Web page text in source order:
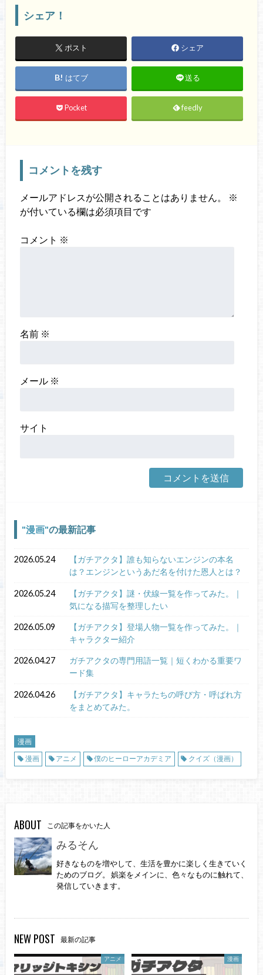
シェア！
ポスト シェア
はてブ 送る
Pocket feedly
コメントを残す
メールアドレスが公開されることはありません。
※
が付いている欄は必須項目です
コメント ※
名前 ※
メール ※
サイト
漫画 の最新記事
2026.05.24
【ガチアクタ】誰も知らないエンジンの本名
は？エンジンというあだ名を付けた恩人とは？
2026.05.24
【ガチアクタ】謎・伏線一覧を作ってみた。｜
気になる描写を整理したい
2026.05.09
【ガチアクタ】登場人物一覧を作ってみた。｜
キャラクター紹介
2026.04.27
ガチアクタの専門用語一覧｜短くわかる重要ワ
ード集
2026.04.26
【ガチアクタ】キャラたちの呼び方・呼ばれ方
をまとめてみた。
漫画
漫画
アニメ 僕のヒーローアカデミア クイズ（漫画）
ABOUT この記事をかいた人
みるそん
好きなものを増やして、生活を豊かに楽しく生きていく
ためのブログ。 娯楽をメインに、色々なものに触れて、
発信していきます。
NEW POST 最新の記事
アニメ 漫画